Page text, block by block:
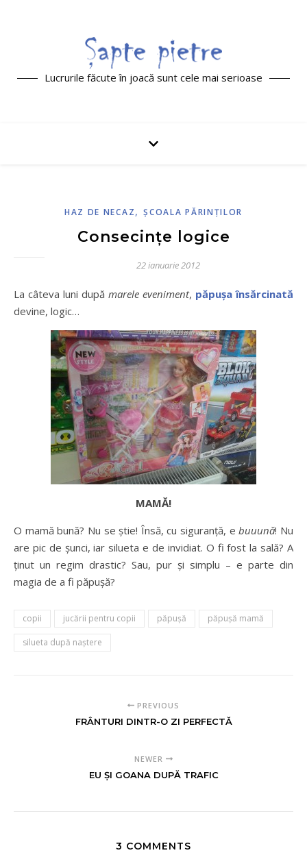
Lucrurile făcute în joacă sunt cele mai serioase
HAZ DE NECAZ,ŞCOALA PĂRINŢILOR
Consecinţe logice
22 ianuarie 2012
La câteva luni după marele eveniment, păpuşa însărcinată
devine, logic…
MAMĂ!
O mamă bună? Nu se ştie! Însă, cu siguranţă, ebuuună! Nu
are pic de şunci, iar silueta e de invidiat. O fi fost la sală? A
ţinut un regim drastic? Sau, pur şi simplu – e parte din
magia de a fi păpuşă?
copii jucării pentru copii păpuşă păpuşă mamă
silueta după naştere
PREVIOUS
FRÂNTURI DINTR-O ZI PERFECTĂ
NEWER
EU ŞI GOANA DUPĂ TRAFIC
3 COMMENTS